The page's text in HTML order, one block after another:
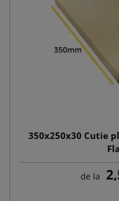
350x250x30 Cutie
de la